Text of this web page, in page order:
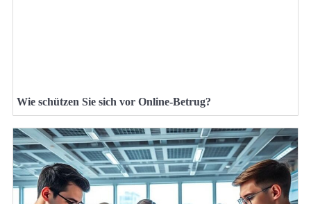
Wie schützen Sie sich vor Online-Betrug?